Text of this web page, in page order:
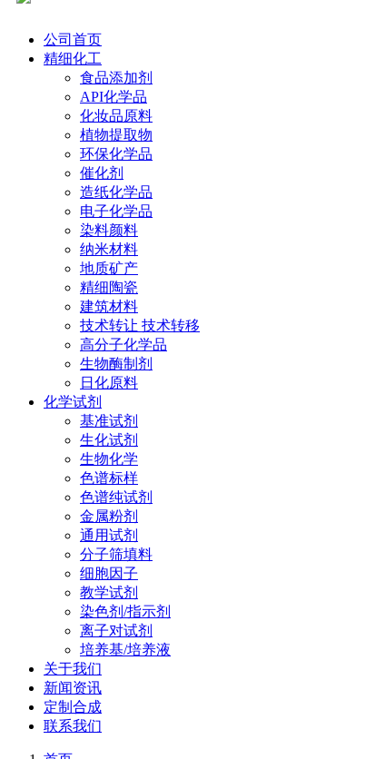
公司首页
精细化工
食品添加剂
API化学品
化妆品原料
植物提取物
环保化学品
催化剂
造纸化学品
电子化学品
染料颜料
纳米材料
地质矿产
精细陶瓷
建筑材料
技术转让 技术转移
高分子化学品
生物酶制剂
日化原料
化学试剂
基准试剂
生化试剂
生物化学
色谱标样
色谱纯试剂
金属粉剂
通用试剂
分子筛填料
细胞因子
教学试剂
染色剂/指示剂
离子对试剂
培养基/培养液
关于我们
新闻资讯
定制合成
联系我们